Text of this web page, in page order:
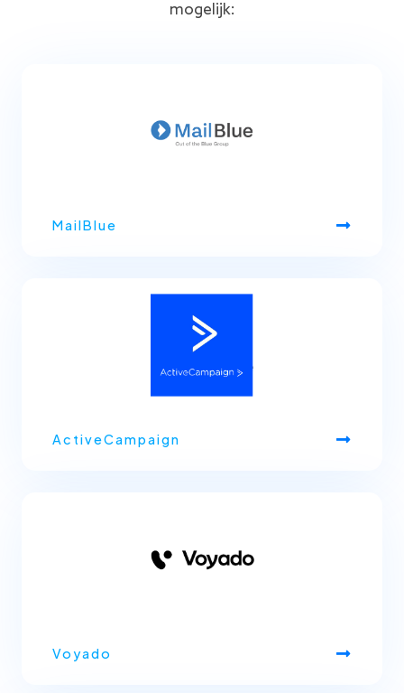
mogelijk:
MailBlue
ActiveCampaign
Voyado